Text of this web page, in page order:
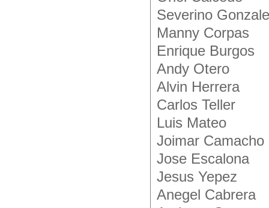
Severino
Manny Corpas
Enrique Burgos
Andy Otero
Alvin Herrera
Carlos Teller
Luis Mateo
Joimar Camacho
Jose Escalona
Jesus Yepez
Anegel Cabrera